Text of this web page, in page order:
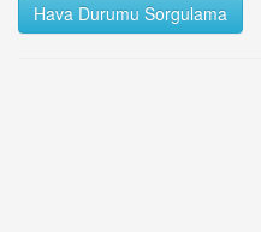
Hava Durumu Sorgulama